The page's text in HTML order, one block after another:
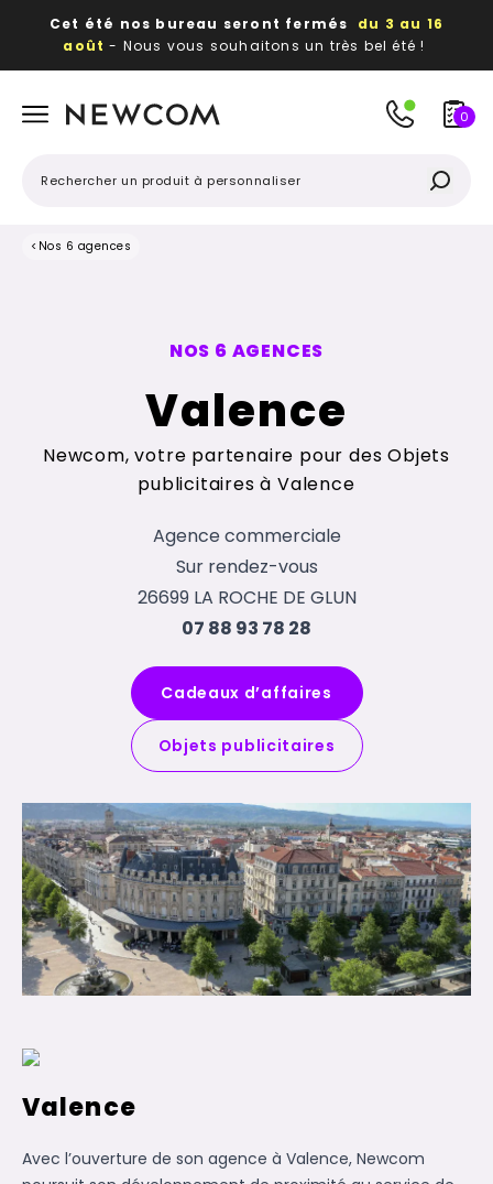
Cet été nos bureau seront fermés du 3 au 16
août - Nous vous souhaitons un très bel été !
publicitaires
0
< Nos 6 agences
NOS 6 AGENCES
Valence
Newcom, votre partenaire pour des Objets
publicitaires à Valence
Agence commerciale
Sur rendez-vous
26699 LA ROCHE DE GLUN
07 88 93 78 28
Cadeaux d’affaires
Objets publicitaires
Valence
Avec l’ouverture de son agence à Valence, Newcom